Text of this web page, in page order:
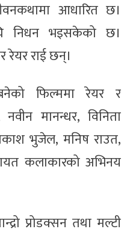
आधारित छ।
निधन भइसकेको छ।
राई छन्।
फिल्ममा रेयर र
मानन्धर, विनिता
भुजेल, मनिष राउत,
कलाकारको अभिनय
प्रोडक्सन तथा मल्टी